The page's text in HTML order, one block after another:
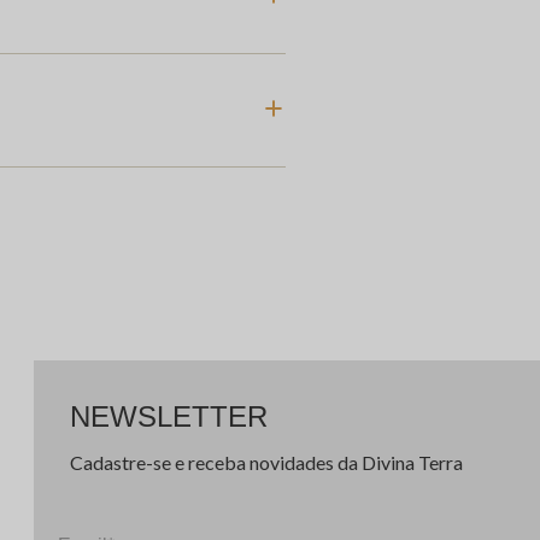
NEWSLETTER
Cadastre-se e receba novidades da Divina Terra